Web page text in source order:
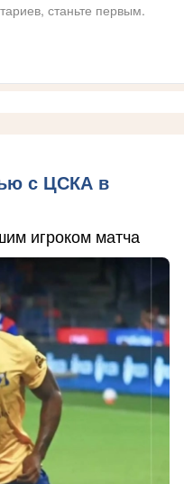
станьте первым.
с ЦСКА в
игроком матча